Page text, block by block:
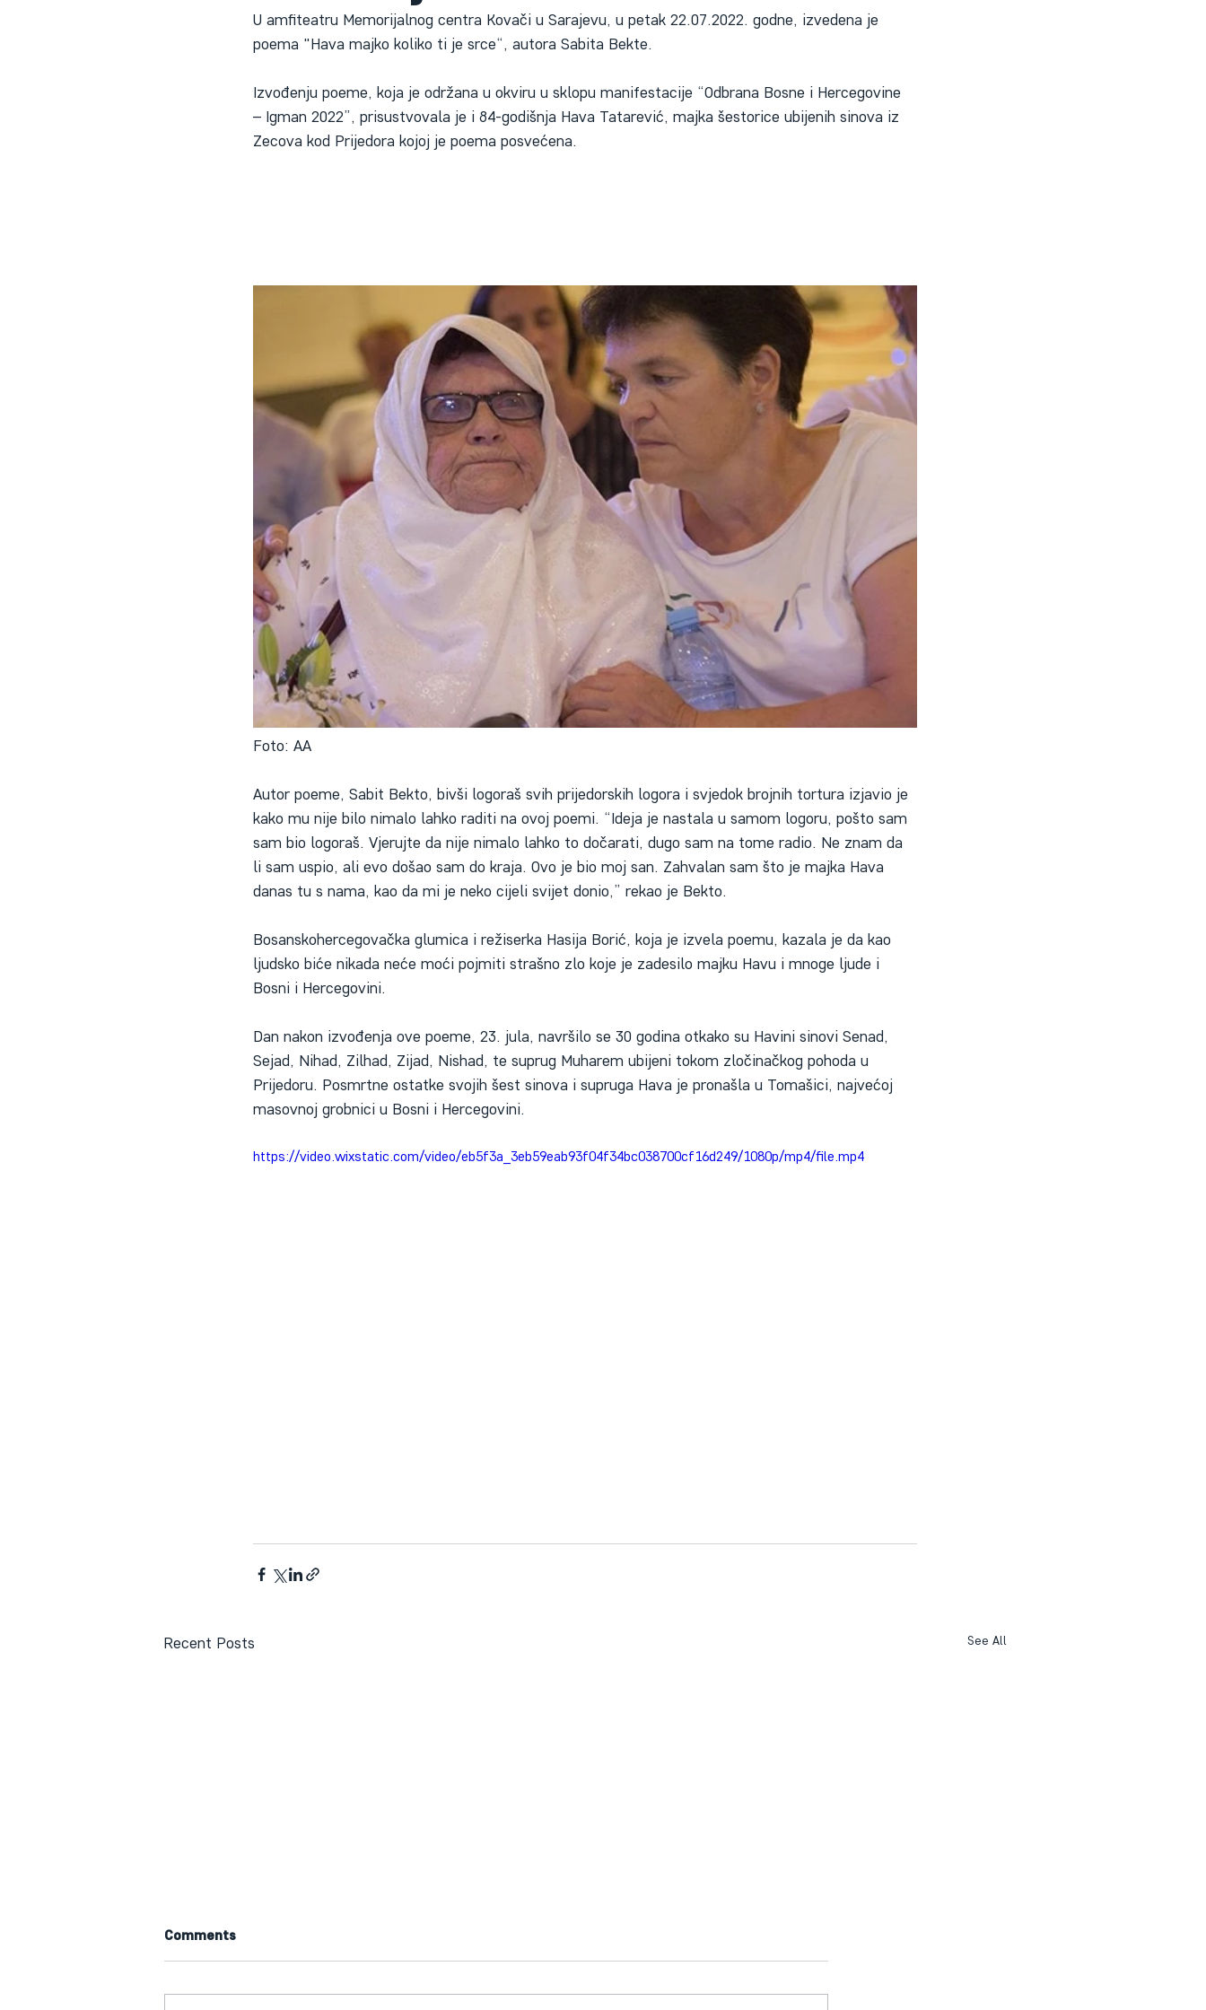
U amfiteatru Memorijalnog centra Kovači u Sarajevu, u petak 22.07.2022. godne, izvedena je
poema "Hava majko koliko ti je srce“, autora Sabita Bekte.
Izvođenju poeme, koja je održana u okviru u sklopu manifestacije “Odbrana Bosne i Hercegovine
– Igman 2022”, prisustvovala je i 84-godišnja Hava Tatarević, majka šestorice ubijenih sinova iz
Zecova kod Prijedora kojoj je poema posvećena.
Foto: AA
Autor poeme, Sabit Bekto, bivši logoraš svih prijedorskih logora i svjedok brojnih tortura izjavio je
kako mu nije bilo nimalo lahko raditi na ovoj poemi. “Ideja je nastala u samom logoru, pošto sam
sam bio logoraš. Vjerujte da nije nimalo lahko to dočarati, dugo sam na tome radio. Ne znam da
li sam uspio, ali evo došao sam do kraja. Ovo je bio moj san. Zahvalan sam što je majka Hava
danas tu s nama, kao da mi je neko cijeli svijet donio,” rekao je Bekto.
Bosanskohercegovačka glumica i režiserka Hasija Borić, koja je izvela poemu, kazala je da kao
ljudsko biće nikada neće moći pojmiti strašno zlo koje je zadesilo majku Havu i mnoge ljude i
Bosni i Hercegovini.
Dan nakon izvođenja ove poeme, 23. jula, navršilo se 30 godina otkako su Havini sinovi Senad,
Sejad, Nihad, Zilhad, Zijad, Nishad, te suprug Muharem ubijeni tokom zločinačkog pohoda u
Prijedoru. Posmrtne ostatke svojih šest sinova i supruga Hava je pronašla u Tomašici, najvećoj
masovnoj grobnici u Bosni i Hercegovini.
https://video.wixstatic.com/video/eb5f3a_3eb59eab93f04f34bc038700cf16d249/1080p/mp4/file.mp4
Recent Posts See All
Comments